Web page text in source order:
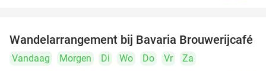
32%
Wandelarrangement bij Bavaria Brouwerijcafé
Vandaag Morgen Di Wo Do Vr
Za